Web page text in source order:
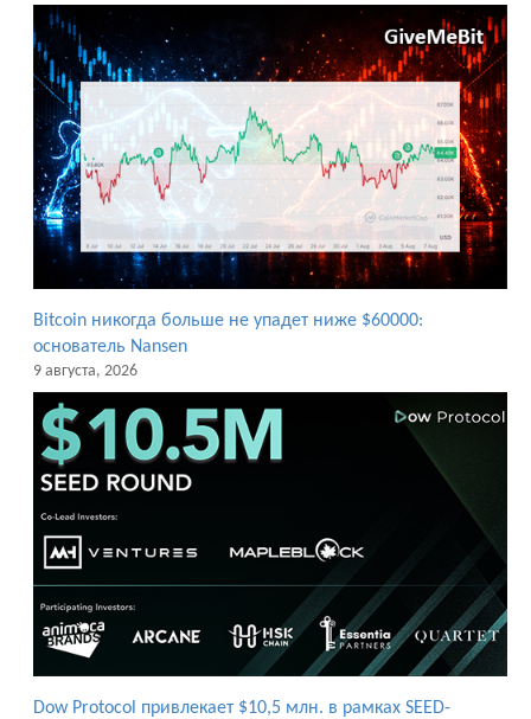
Bitcoin никогда больше не упадет ниже $60000:
основатель Nansen
9 августа, 2026
Dow Protocol привлекает $10,5 млн. в рамках SEED-